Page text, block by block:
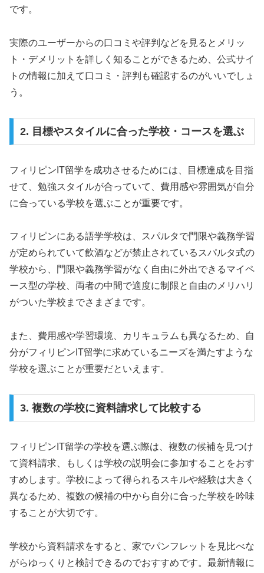
です。
実際のユーザーからの口コミや評判などを見るとメリッ
ト・デメリットを詳しく知ることができるため、公式サイ
トの情報に加えて口コミ・評判も確認するのがいいでしょ
う。
2. 目標やスタイルに合った学校・コースを選ぶ
フィリピンIT留学を成功させるためには、目標達成を目指
せて、勉強スタイルが合っていて、費用感や雰囲気が自分
に合っている学校を選ぶことが重要です。
フィリピンにある語学学校は、スパルタで門限や義務学習
が定められていて飲酒などが禁止されているスパルタ式の
学校から、門限や義務学習がなく自由に外出できるマイペ
ース型の学校、両者の中間で適度に制限と自由のメリハリ
がついた学校までさまざまです。
また、費用感や学習環境、カリキュラムも異なるため、自
分がフィリピンIT留学に求めているニーズを満たすような
学校を選ぶことが重要だといえます。
3. 複数の学校に資料請求して比較する
フィリピンIT留学の学校を選ぶ際は、複数の候補を見つけ
て資料請求、もしくは学校の説明会に参加することをおす
すめします。学校によって得られるスキルや経験は大きく
異なるため、複数の候補の中から自分に合った学校を吟味
することが大切です。
学校から資料請求をすると、家でパンフレットを見比べな
がらゆっくりと検討できるのでおすすめです。最新情報に